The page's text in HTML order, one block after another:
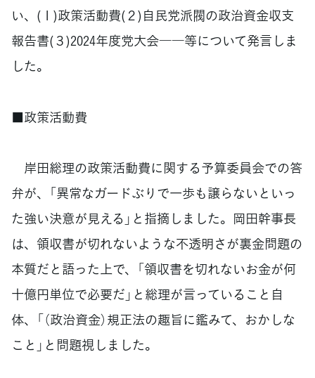
い、(１)政策活動費(２)自民党派閥の政治資金収支
報告書(３)2024年度党大会――等について発言しま
した。
■政策活動費
岸田総理の政策活動費に関する予算委員会での答
弁が、「異常なガードぶりで一歩も譲らないといっ
た強い決意が見える」と指摘しました。岡田幹事長
は、領収書が切れないような不透明さが裏金問題の
本質だと語った上で、「領収書を切れないお金が何
十億円単位で必要だ」と総理が言っていること自
体、「（政治資金）規正法の趣旨に鑑みて、おかしな
こと」と問題視しました。